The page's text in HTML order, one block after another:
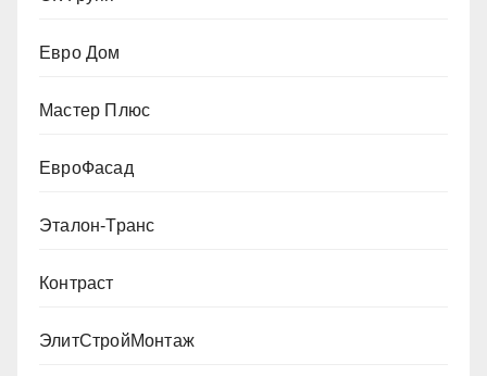
Евро Дом
Мастер Плюс
ЕвроФасад
Эталон-Транс
Контраст
ЭлитСтройМонтаж